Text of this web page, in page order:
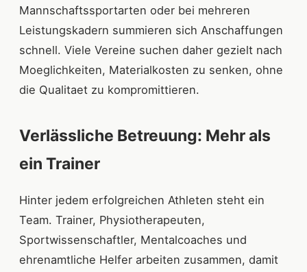
Mannschaftssportarten oder bei mehreren
Leistungskadern summieren sich Anschaffungen
schnell. Viele Vereine suchen daher gezielt nach
Moeglichkeiten, Materialkosten zu senken, ohne
die Qualitaet zu kompromittieren.
Verlässliche Betreuung: Mehr als
ein Trainer
Hinter jedem erfolgreichen Athleten steht ein
Team. Trainer, Physiotherapeuten,
Sportwissenschaftler, Mentalcoaches und
ehrenamtliche Helfer arbeiten zusammen, damit